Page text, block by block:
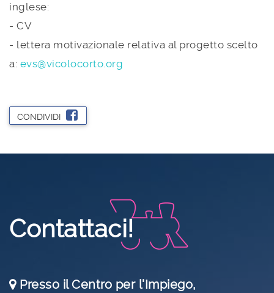
inglese:
- CV
- lettera motivazionale relativa al progetto scelto
a: evs@vicolocorto.org
CONDIVIDI
Contattaci!
Presso il Centro per l'Impiego,